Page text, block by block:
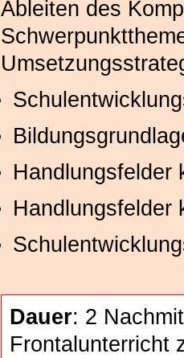
Ableiten des
Handlungsfelder
Handlungsfelder
Dauer: 2
Frontalunterricht